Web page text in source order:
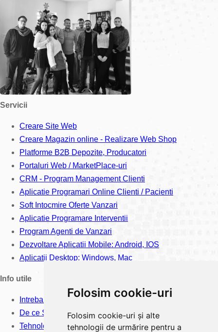
Folosim cookie-uri
Folosim cookie-uri și alte
tehnologii de urmărire pentru a
Servicii
Creare Site Web
Creare Magazin online - Realizare Web Shop
Platforme B2B Depozite, Producatori
Portaluri Web / MarketPlace-uri
CRM - Program Management Clienti
Aplicatie Programari Online Clienti / Pacienti
Soft Intocmire Oferte Vanzari
Aplicatie Programare Interventii
Program Agenti de Vanzari
Dezvoltare Aplicatii Mobile: Android, IOS
Aplicatii Desktop: Windows, Mac
Info utile
Intrebari frecvente
De ce Softimpera?
Tehnologii Software